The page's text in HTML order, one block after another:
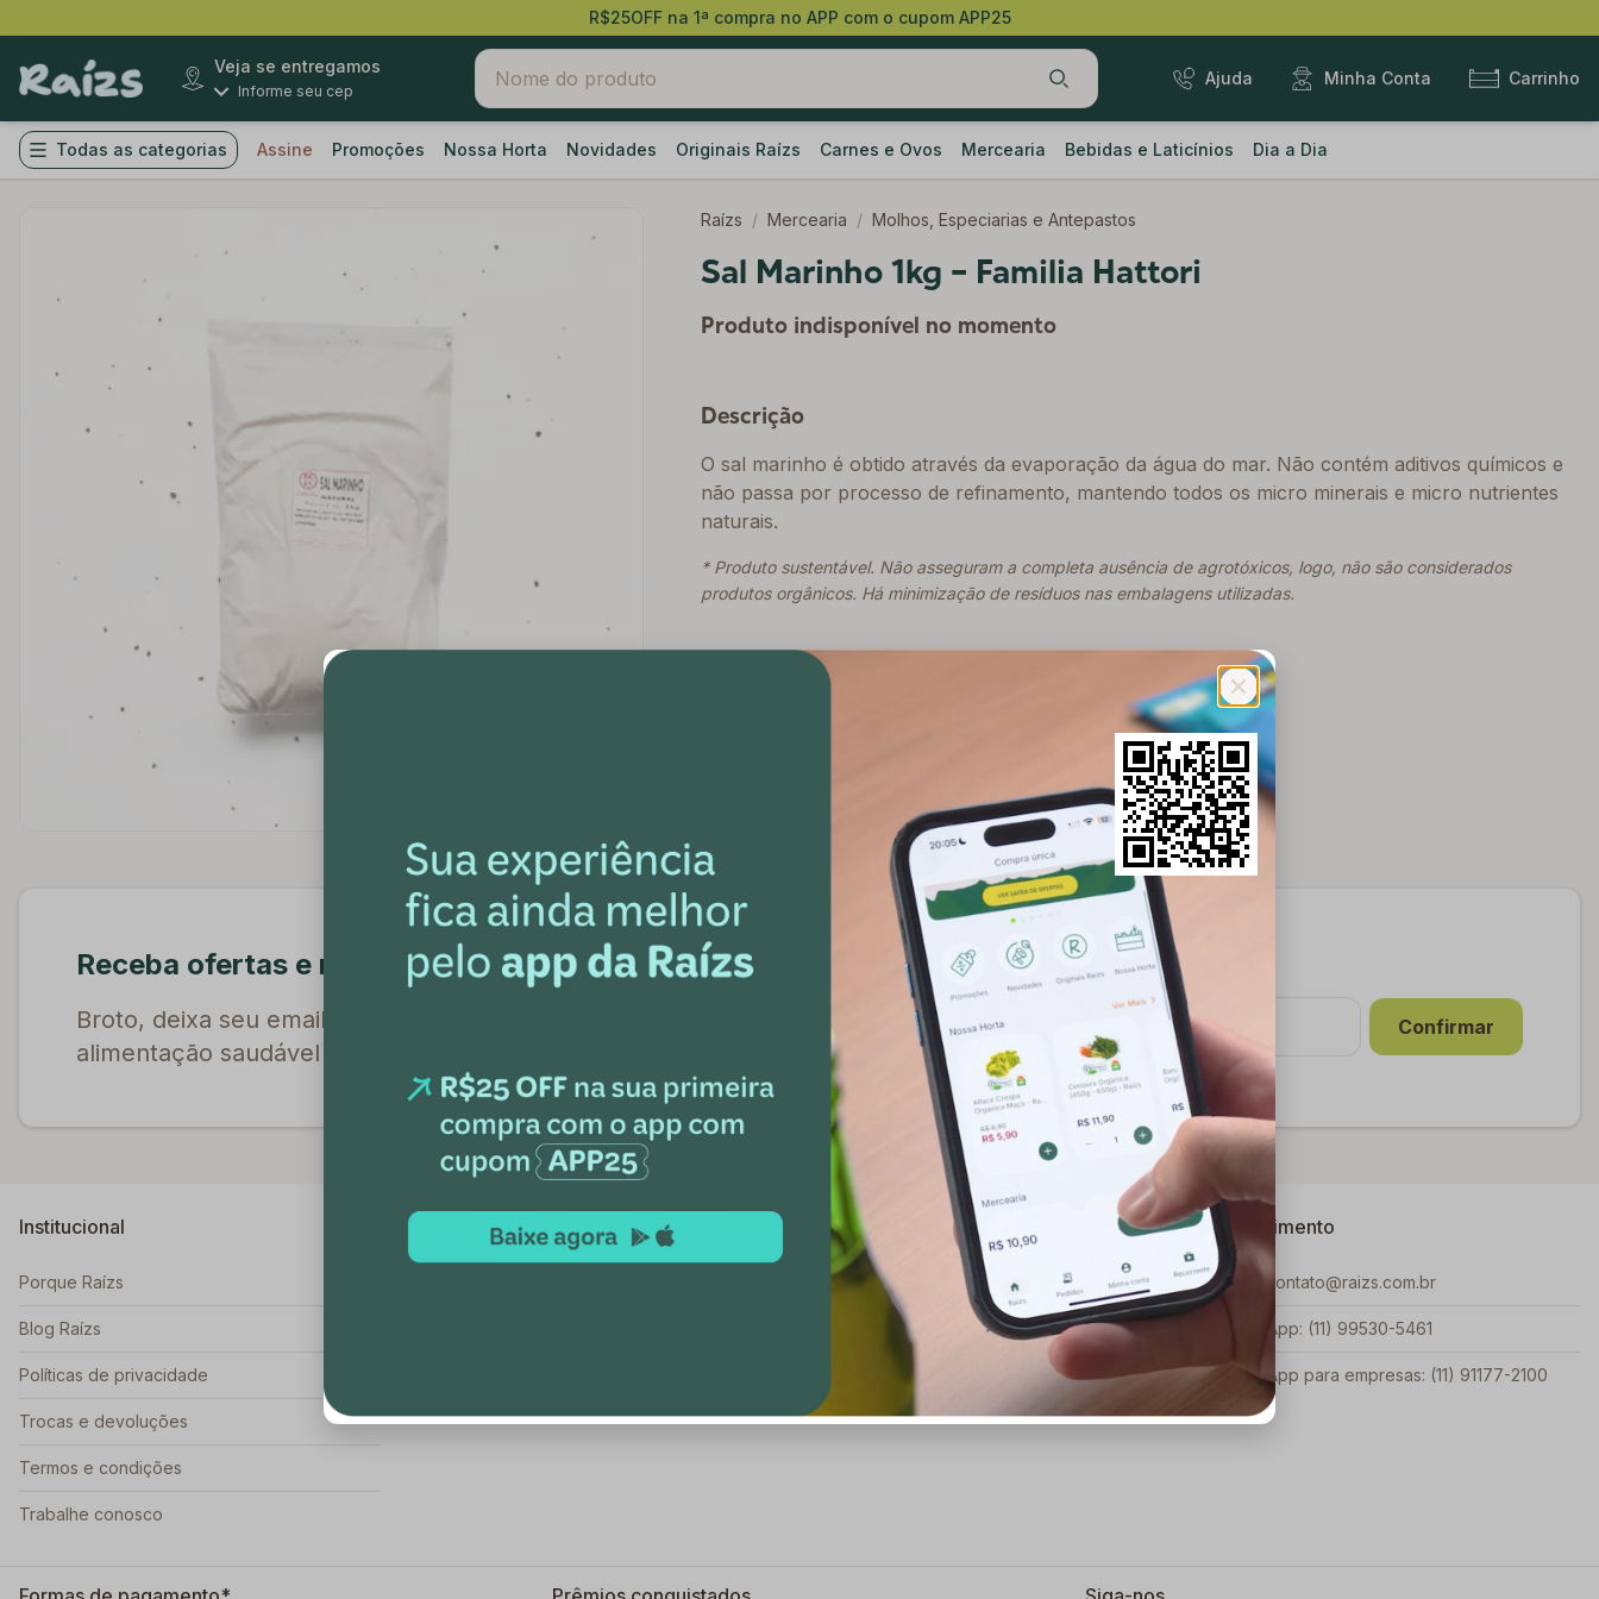
R$25OFF na 1ª compra no APP com o cupom APP25
Veja se entregamos
Informe seu cep
Ajuda Minha Conta Carrinho
Todas as categorias Assine Promoções Nossa Horta Novidades Originais Raízs Carnes e Ovos Mercearia Bebidas e Laticínios Dia a Dia
Raízs / Mercearia / Molhos, Especiarias e Antepastos
Sal Marinho 1kg - Familia Hattori
Produto indisponível no momento
Descrição
O sal marinho é obtido através da evaporação da água do mar. Não contém aditivos químicos e
não passa por processo de refinamento, mantendo todos os micro minerais e micro nutrientes
naturais.
* Produto sustentável. Não asseguram a completa ausência de agrotóxicos, logo, não são considerados
produtos orgânicos. Há minimização de resíduos nas embalagens utilizadas.
Como guardar
Receba ofertas e novidades exclusivas
Broto, deixa seu email aqui que a gente te conta tudo sobre
alimentação saudável e te dá descontos exclusivos ;)
E-mail
Confirmar
Institucional
Porque Raízs
Blog Raízs
Políticas de privacidade
Trocas e devoluções
Termos e condições
Trabalhe conosco
Pequenos Produtores
Fundo do pequeno produtor
Visitas aos produtores
Atendimento
Email: contato@raizs.com.br
WhatsApp: (11) 99530-5461
WhatsApp para empresas: (11) 91177-2100